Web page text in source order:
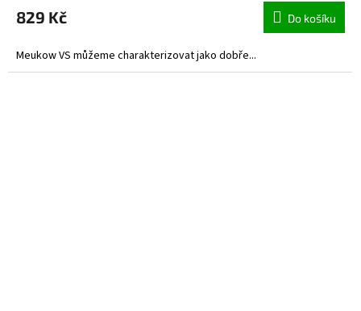
829 Kč Do košíku
Meukow VS můžeme charakterizovat jako dobře...